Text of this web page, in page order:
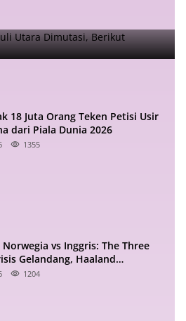
Utara Dimutasi, Berikut
18 Juta Orang Teken Petisi Usir
dari Piala Dunia 2026
1355
vs Inggris: The Three
Gelandang, Haaland
1204